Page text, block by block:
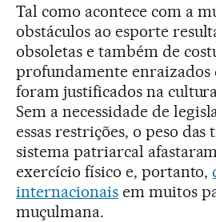
Tal como acontece com a
obstáculos ao esporte
obsoletas e também de
profundamente enraizados
foram justificados na
Sem a necessidade de
essas restrições, o peso das
sistema patriarcal
exercício físico e, portanto,
internacionaisem muitos
muçulmana.